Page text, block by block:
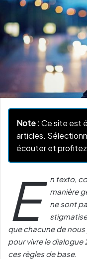
Note :Ce site est
articles.
écouter et profitez
E
n texto,
manière
ne sont
que chacune de
pour vivre le
ces règles de base.